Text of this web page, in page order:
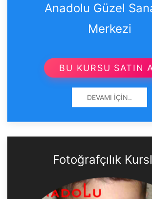
Anadolu Güzel
Merkezi
BU KURSU SATIN
DEVAMI İÇIN..
Fotoğrafçılık